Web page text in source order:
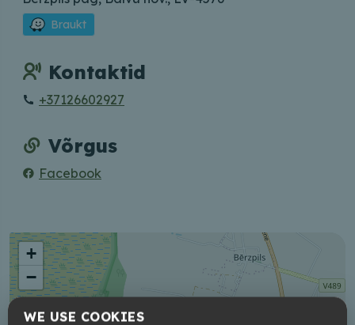
Braukt
Kontaktid
+37126602927
Võrgus
Facebook
+
−
WE USE COOKIES